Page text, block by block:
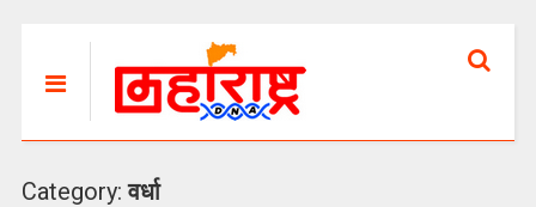
Category:वर्धा